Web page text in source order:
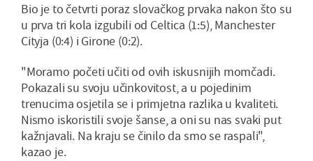
Bio je to četvrti poraz slovačkog prvaka nakon što su
u prva tri kola izgubili od Celtica (1:5), Manchester
Cityja (0:4) i Girone (0:2).
"Moramo početi učiti od ovih iskusnijih momčadi.
Pokazali su svoju učinkovitost, a u pojedinim
trenucima osjetila se i primjetna razlika u kvaliteti.
Nismo iskoristili svoje šanse, a oni su nas svaki put
kažnjavali. Na kraju se činilo da smo se raspali",
kazao je.